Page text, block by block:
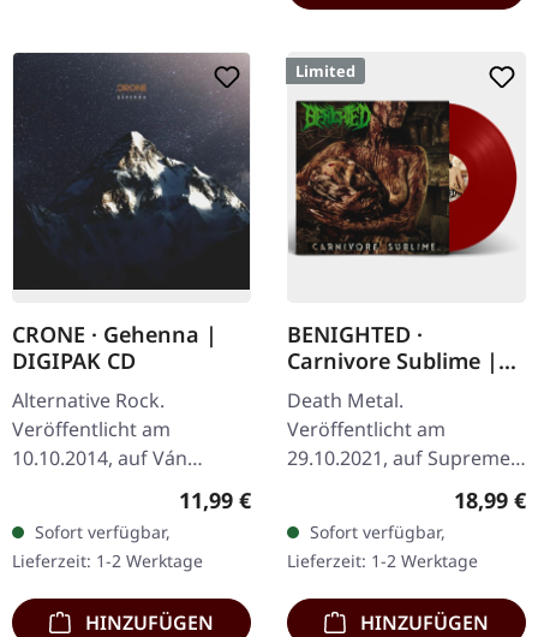
CRONE · Gehenna |
DIGIPAK CD
Alternative Rock.
Veröffentlicht am
10.10.2014, auf Ván
Records. CD im DigiPack.
Crones Debütalbum
"Gehenna" entfaltet sich
als eindringliche…
Regulärer Preis:
11,99 €
Sofort verfügbar,
Lieferzeit: 1-2 Werktage
HINZUFÜGEN
Limited
BENIGHTED ·
Carnivore Sublime |
RED LP
Death Metal.
Veröffentlicht am
29.10.2021, auf Supreme
Transparent rotes Vinyl.
Neuauflage als
hochwertiges Vinyl mit
Original…
18,99 €
Sofort verfügbar,
Lieferzeit: 1-2 Werktage
HINZUFÜGEN